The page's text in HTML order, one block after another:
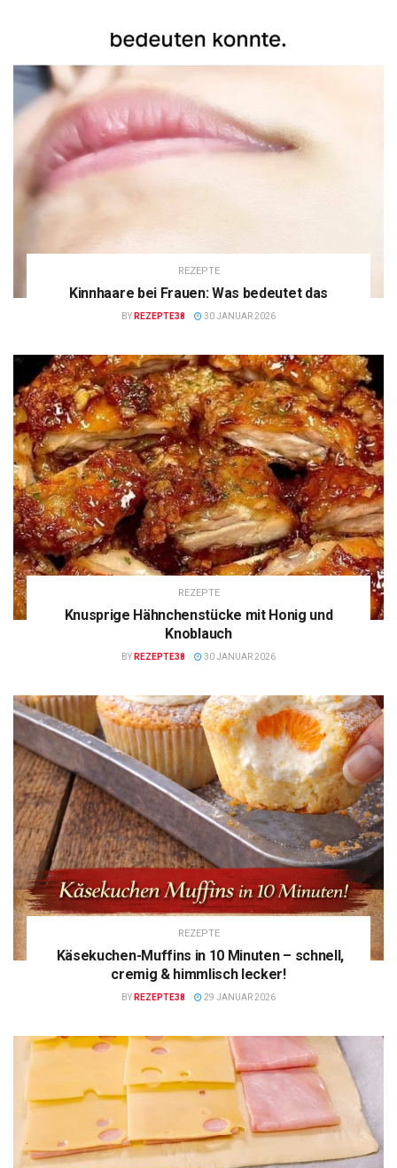
REZEPTE
Kinnhaare bei Frauen: Was bedeutet das
BY REZEPTE38 30 JANUAR 2026
REZEPTE
Knusprige Hähnchenstücke mit Honig und
Knoblauch
BY REZEPTE38 30 JANUAR 2026
REZEPTE
Käsekuchen-Muffins in 10 Minuten – schnell,
cremig & himmlisch lecker!
BY REZEPTE38 29 JANUAR 2026